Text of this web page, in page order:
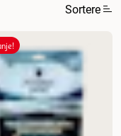
Sortere